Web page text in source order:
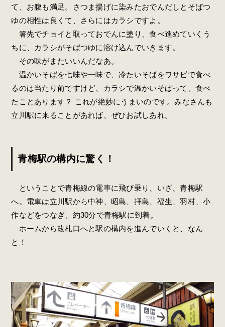
て、お腹も満足。さつま揚げに染みたおでんだしとそばつ
ゆの相性は良くて、さらにはカラシですよ。
箸先でチョイと取っておでんに塗り、食べ進めていくう
ちに、カラシがそばつゆに溶け込んでいきます。
その味がまたいいんだなあ。
温かいそばを七味や一味で、冷たいそばをワサビで食べ
るのは当たり前ですけど、カラシで温かいそばって、食べ
たことあります？ これが絶妙にうまいのです。みなさんも
立川駅に来ることがあれば、ぜひお試しあれ。
青梅駅の構内に驚く！
ということで青梅線の電車に飛び乗り、いざ、青梅駅
へ。電車は立川駅から中神、昭島、拝島、福生、羽村、小
作などをつなぎ、約30分で青梅駅に到着。
ホームから改札口へと駅の構内を進んでいくと、なん
と！